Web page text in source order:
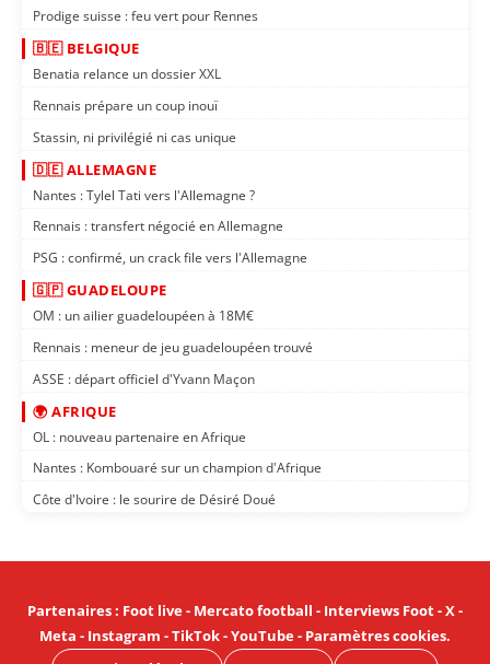
Prodige suisse : feu vert pour Rennes
🇧🇪 BELGIQUE
Benatia relance un dossier XXL
Rennais prépare un coup inouï
Stassin, ni privilégié ni cas unique
🇩🇪 ALLEMAGNE
Nantes : Tylel Tati vers l'Allemagne ?
Rennais : transfert négocié en Allemagne
PSG : confirmé, un crack file vers l'Allemagne
🇬🇵 GUADELOUPE
OM : un ailier guadeloupéen à 18M€
Rennais : meneur de jeu guadeloupéen trouvé
ASSE : départ officiel d'Yvann Maçon
🌍 AFRIQUE
OL : nouveau partenaire en Afrique
Nantes : Kombouaré sur un champion d'Afrique
Côte d'Ivoire : le sourire de Désiré Doué
Partenaires: Foot live- Mercato football - Interviews Foot-X-
Meta - Instagram -TikTok-YouTube- Paramètres cookies.